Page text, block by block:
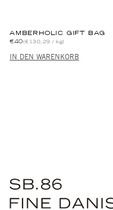
AMBERHOLIC GIFT BAG
€40(€130,29 / kg)
IN DEN WARENKORB